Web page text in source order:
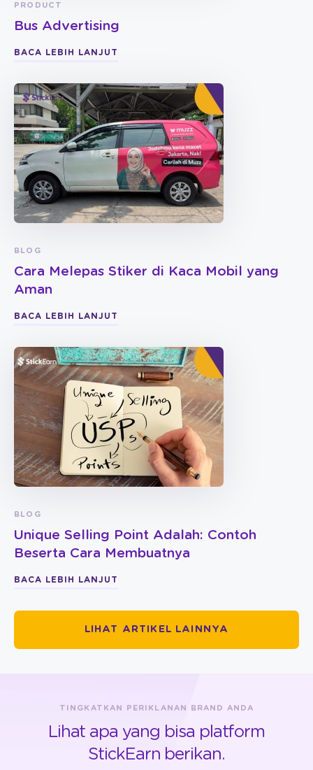
PRODUCT
Bus Advertising
BACA LEBIH LANJUT
BLOG
Cara Melepas Stiker di Kaca Mobil yang
Aman
BACA LEBIH LANJUT
BLOG
Unique Selling Point Adalah: Contoh
Beserta Cara Membuatnya
BACA LEBIH LANJUT
LIHAT ARTIKEL LAINNYA
TINGKATKAN PERIKLANAN BRAND ANDA
Lihat apa yang bisa platform
StickEarn berikan.